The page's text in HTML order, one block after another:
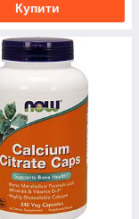
Купити